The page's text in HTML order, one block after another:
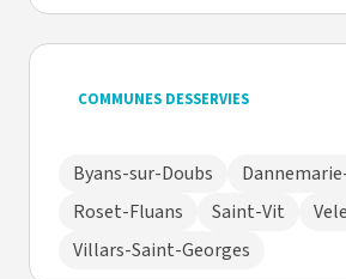
COMMUNES DESSERVIES
Byans-sur-Doubs
Roset-Fluans
Saint-Vit
Villars-Saint-Georges